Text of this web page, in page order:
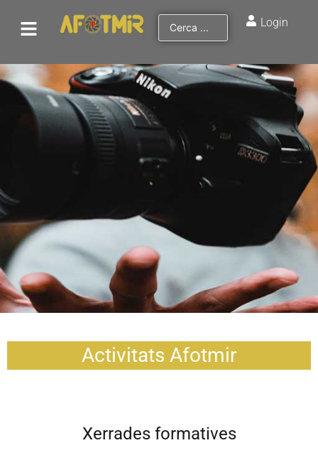
Login
Activitats Afotmir
Xerrades formatives